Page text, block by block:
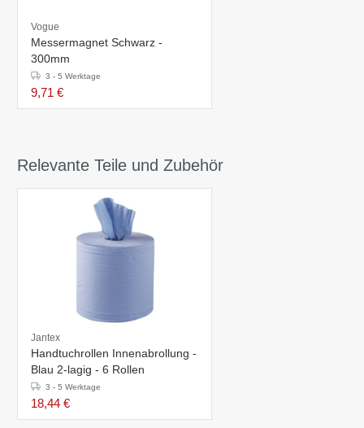
Vogue
Messermagnet Schwarz -
300mm
3 - 5 Werktage
9,71 €
Relevante Teile und Zubehör
Jantex
Handtuchrollen Innenabrollung -
Blau 2-lagig - 6 Rollen
3 - 5 Werktage
18,44 €